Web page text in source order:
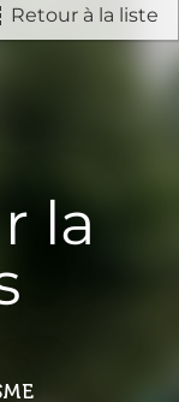
Retour à la liste
la